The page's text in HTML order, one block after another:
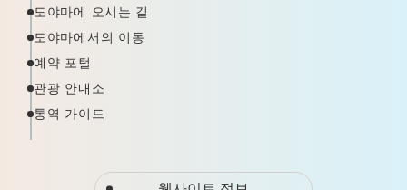
도야마에 오시는 길
도야마에서의 이동
예약 포털
관광 안내소
통역 가이드